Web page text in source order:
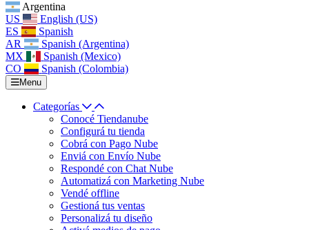
Argentina
US
English (US)
ES
Spanish
AR
Spanish (Argentina)
MX
Spanish (Mexico)
CO
Spanish (Colombia)
Menu
Categorías
Conocé Tiendanube
Configurá tu tienda
Cobrá con Pago Nube
Enviá con Envío Nube
Respondé con Chat Nube
Automatizá con Marketing Nube
Vendé offline
Gestioná tus ventas
Personalizá tu diseño